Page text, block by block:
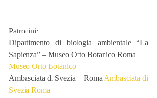
Patrocini:
Dipartimento di biologia ambientale “La
Sapienza” – Museo Orto Botanico Roma
Museo Orto Botanico
Ambasciata di Svezia – Roma Ambasciata di
Svezia Roma